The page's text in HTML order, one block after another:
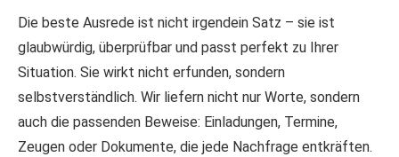
Die beste Ausrede ist nicht irgendein Satz – sie ist
glaubwürdig, überprüfbar und passt perfekt zu Ihrer
Situation. Sie wirkt nicht erfunden, sondern
selbstverständlich. Wir liefern nicht nur Worte, sondern
auch die passenden Beweise: Einladungen, Termine,
Zeugen oder Dokumente, die jede Nachfrage entkräften.